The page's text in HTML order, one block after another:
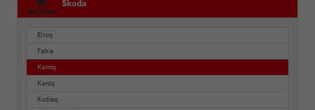
Skoda
Elroq
Fabia
Kamiq
Karoq
Kodiaq